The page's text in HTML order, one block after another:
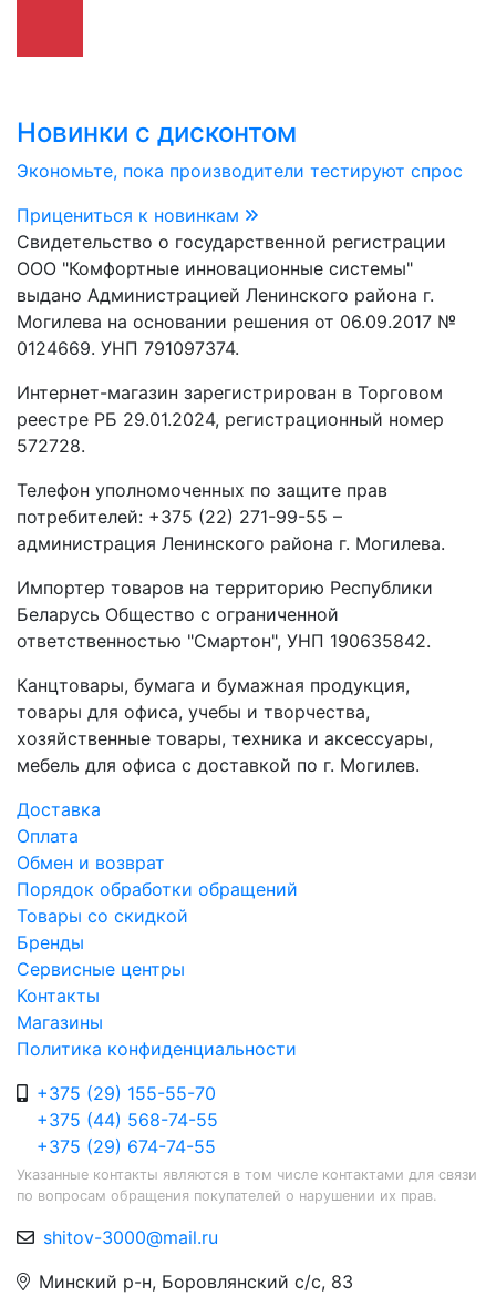
Новинки с дисконтом
Экономьте, пока производители тестируют спрос
Прицениться к новинкам
Свидетельство о государственной регистрации
ООО "Комфортные инновационные системы"
выдано Администрацией Ленинского района г.
Могилева на основании решения от 06.09.2017 №
0124669. УНП 791097374.
Интернет-магазин зарегистрирован в Торговом
реестре РБ 29.01.2024, регистрационный номер
572728.
Телефон уполномоченных по защите прав
потребителей: +375 (22) 271-99-55 –
администрация Ленинского района г. Могилева.
Импортер товаров на территорию Республики
Беларусь Общество с ограниченной
ответственностью "Смартон", УНП 190635842.
Канцтовары, бумага и бумажная продукция,
товары для офиса, учебы и творчества,
хозяйственные товары, техника и аксессуары,
мебель для офиса с доставкой по г. Могилев.
Доставка
Оплата
Обмен и возврат
Порядок обработки обращений
Товары со скидкой
Бренды
Сервисные центры
Контакты
Магазины
Политика конфиденциальности
+375 (29) 155-55-70
+375 (44) 568-74-55
+375 (29) 674-74-55
Указанные контакты являются в том числе контактами для связи
по вопросам обращения покупателей о нарушении их прав.
shitov-3000@mail.ru
Минский р-н, Боровлянский с/с, 83